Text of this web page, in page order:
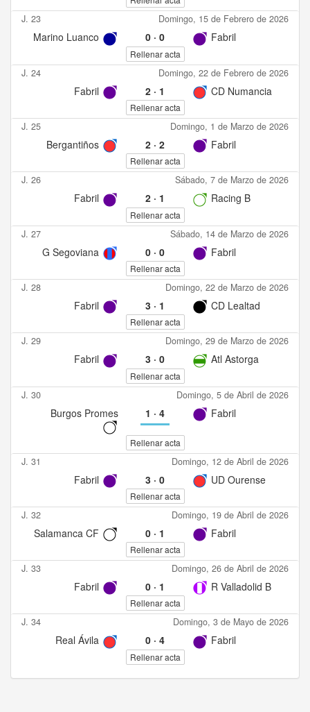
J. 23 Domingo, 15 de Febrero de 2026
Marino Luanco 0· 0 Fabril
Rellenar acta
J. 24 Domingo, 22 de Febrero de 2026
Fabril 2· 1 CD Numancia
Rellenar acta
J. 25 Domingo, 1 de Marzo de 2026
Bergantiños 2· 2 Fabril
Rellenar acta
J. 26 Sábado, 7 de Marzo de 2026
Fabril 2· 1 Racing B
Rellenar acta
J. 27 Sábado, 14 de Marzo de 2026
G Segoviana 0· 0 Fabril
Rellenar acta
J. 28 Domingo, 22 de Marzo de 2026
Fabril 3· 1 CD Lealtad
Rellenar acta
J. 29 Domingo, 29 de Marzo de 2026
Fabril 3· 0 Atl Astorga
Rellenar acta
J. 30 Domingo, 5 de Abril de 2026
Burgos Promes 1 · 4 Fabril
Rellenar acta
J. 31 Domingo, 12 de Abril de 2026
Fabril 3· 0 UD Ourense
Rellenar acta
J. 32 Domingo, 19 de Abril de 2026
Salamanca CF 0· 1 Fabril
Rellenar acta
J. 33 Domingo, 26 de Abril de 2026
Fabril 0· 1 R Valladolid B
Rellenar acta
J. 34 Domingo, 3 de Mayo de 2026
Real Ávila 0· 4 Fabril
Rellenar acta